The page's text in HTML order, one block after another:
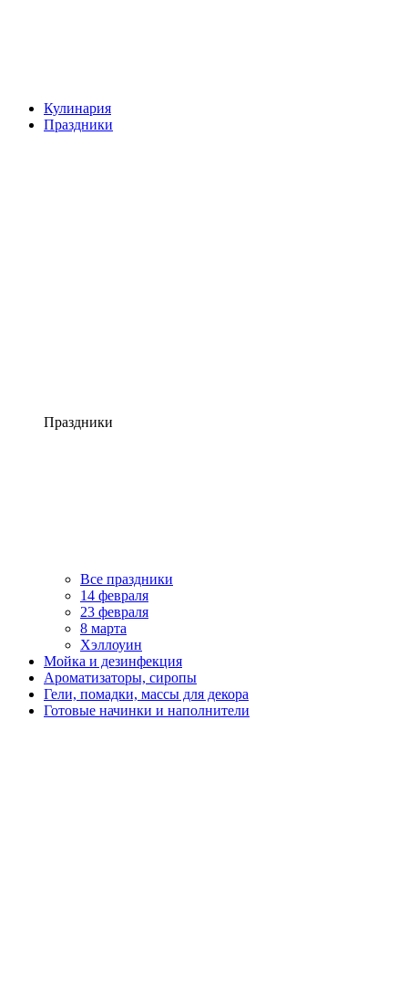
Кулинария
Праздники
Праздники
Все праздники
14 февраля
23 февраля
8 марта
Хэллоуин
Мойка и дезинфекция
Ароматизаторы, сиропы
Гели, помадки, массы для декора
Готовые начинки и наполнители